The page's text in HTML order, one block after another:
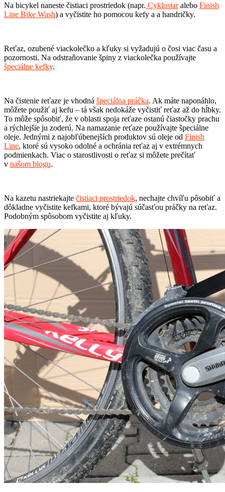
Na bicykel naneste čistiaci prostriedok (napr. Cyklostaralebo Finish
Line Bike Wash) a vyčistite ho pomocou kefy a a handričky.
Reťaz, ozubené viackolečko a kľuky si vyžadujú o čosi viac času a
pozornosti. Na odstraňovanie špiny z viackolečka používajte
špeciálne kefky.
Na čistenie reťaze je vhodná špeciálna práčka. Ak máte naponáhlo,
môžete použiť aj kefu – tá však nedokáže vyčistiť reťaz až do hĺbky.
To môže spôsobiť, že v oblasti spoja reťaze ostanú čiastočky prachu
a rýchlejšie ju zoderú. Na namazanie reťaze používajte špeciálne
oleje. Jednými z najobľúbenejších produktov sú oleje od Finish
Line, ktoré sú vysoko odolné a ochránia reťaz aj v extrémnych
podmienkach. Viac o starostlivosti o reťaz si môžete prečítať
v našom blogu.
Na kazetu nastriekajte čistiaci prostriedok, nechajte chvíľu pôsobiť a
dôkladne vyčistite kefkami, ktoré bývajú súčasťou práčky na reťaz.
Podobným spôsobom vyčistite aj kľuky.